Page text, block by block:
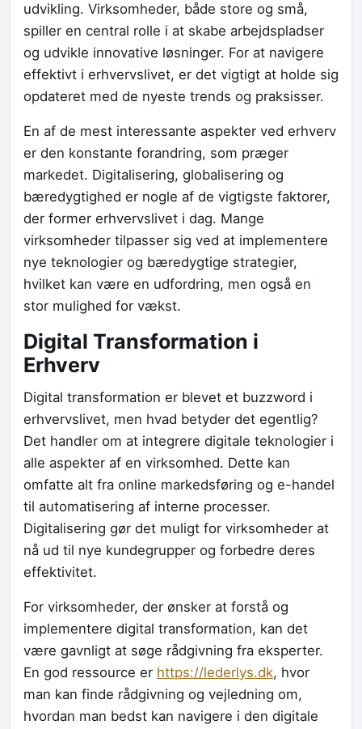
udvikling. Virksomheder, både store og små,
spiller en central rolle i at skabe arbejdspladser
og udvikle innovative løsninger. For at navigere
effektivt i erhvervslivet, er det vigtigt at holde sig
opdateret med de nyeste trends og praksisser.
En af de mest interessante aspekter ved erhverv
er den konstante forandring, som præger
markedet. Digitalisering, globalisering og
bæredygtighed er nogle af de vigtigste faktorer,
der former erhvervslivet i dag. Mange
virksomheder tilpasser sig ved at implementere
nye teknologier og bæredygtige strategier,
hvilket kan være en udfordring, men også en
stor mulighed for vækst.
Digital Transformation i
Erhverv
Digital transformation er blevet et buzzword i
erhvervslivet, men hvad betyder det egentlig?
Det handler om at integrere digitale teknologier i
alle aspekter af en virksomhed. Dette kan
omfatte alt fra online markedsføring og e-handel
til automatisering af interne processer.
Digitalisering gør det muligt for virksomheder at
nå ud til nye kundegrupper og forbedre deres
effektivitet.
For virksomheder, der ønsker at forstå og
implementere digital transformation, kan det
være gavnligt at søge rådgivning fra eksperter.
En god ressource er https://lederlys.dk, hvor
man kan finde rådgivning og vejledning om,
hvordan man bedst kan navigere i den digitale